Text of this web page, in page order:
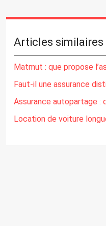
Articles similaires
Matmut : que propose
Faut-il une assurance
Assurance autopartage :
Location de voiture